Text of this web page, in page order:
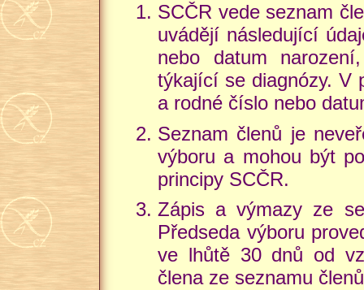
SCČR vede seznam
uvádějí následující
nebo datum
týkající se diagnózy. V
a rodné číslo nebo
Seznam členů je
výboru a mohou být
principy SCČR.
Zápis a výmazy ze
Předseda výboru
ve lhůtě 30 dnů od
člena ze seznamu